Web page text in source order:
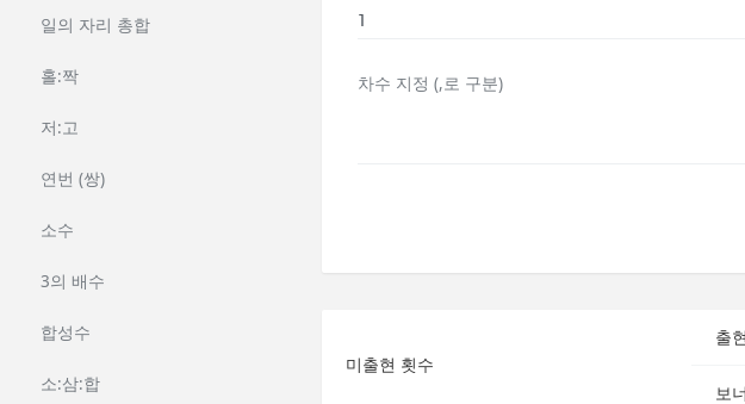
일의 자리 총합
홀:짝
저:고
연번 (쌍)
소수
3의 배수
합성수
소:삼:합
차수 지정 (,로 구분)
미출현 횟수
출
보